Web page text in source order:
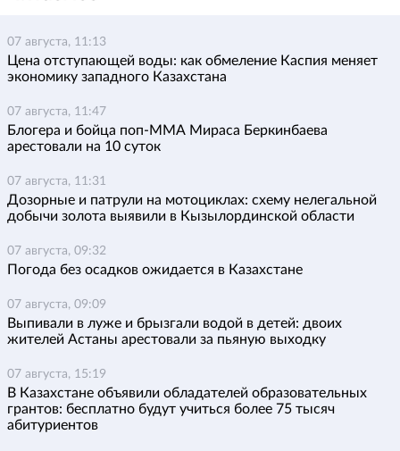
07 августа, 11:13
Цена отступающей воды: как обмеление Каспия меняет
экономику западного Казахстана
07 августа, 11:47
Блогера и бойца поп-ММА Мираса Беркинбаева
арестовали на 10 суток
07 августа, 11:31
Дозорные и патрули на мотоциклах: схему нелегальной
добычи золота выявили в Кызылординской области
07 августа, 09:32
Погода без осадков ожидается в Казахстане
07 августа, 09:09
Выпивали в луже и брызгали водой в детей: двоих
жителей Астаны арестовали за пьяную выходку
07 августа, 15:19
В Казахстане объявили обладателей образовательных
грантов: бесплатно будут учиться более 75 тысяч
абитуриентов